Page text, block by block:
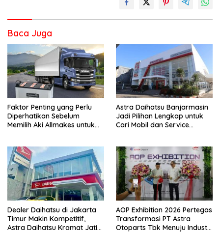
Baca Juga
Faktor Penting yang Perlu
Diperhatikan Sebelum
Memilih Aki Allmakes untuk
Astra Daihatsu Banjarmasin
Jadi Pilihan Lengkap untuk
Cari Mobil dan Service
Dealer Daihatsu di Jakarta
Timur Makin Kompetitif,
Astra Daihatsu Kramat Jati
AOP Exhibition 2026 Pertegas
Transformasi PT Astra
Otoparts Tbk Menuju Industri